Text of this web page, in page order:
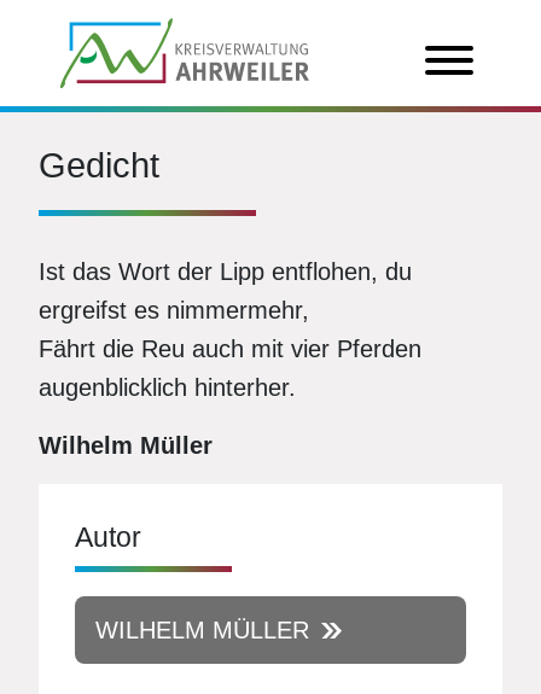
Gedicht
Ist das Wort der Lipp entflohen, du
ergreifst es nimmermehr,
Fährt die Reu auch mit vier Pferden
augenblicklich hinterher.
Wilhelm Müller
Autor
WILHELM MÜLLER